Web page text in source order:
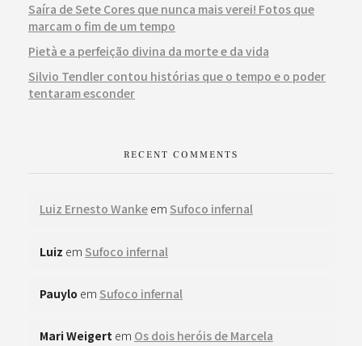
Saíra de Sete Cores que nunca mais verei! Fotos que
marcam o fim de um tempo
Pietà e a perfeição divina da morte e da vida
Silvio Tendler contou histórias que o tempo e o poder
tentaram esconder
RECENT COMMENTS
Luiz Ernesto Wanke em Sufoco infernal
Luiz em Sufoco infernal
Pauylo em Sufoco infernal
Mari Weigert em Os dois heróis de Marcela